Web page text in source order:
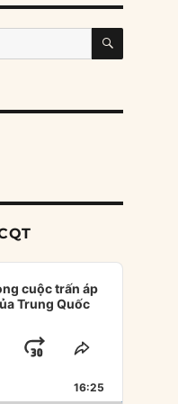
SEARCH
cuộc trấn áp
Trung Quốc
JUMP
FORWARD
SHARE
EPISODE
16:25